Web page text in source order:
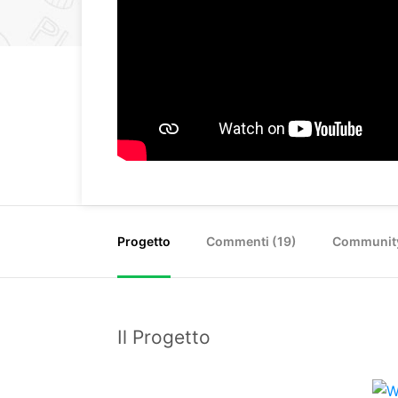
Progetto Commenti (19)
Il Progetto